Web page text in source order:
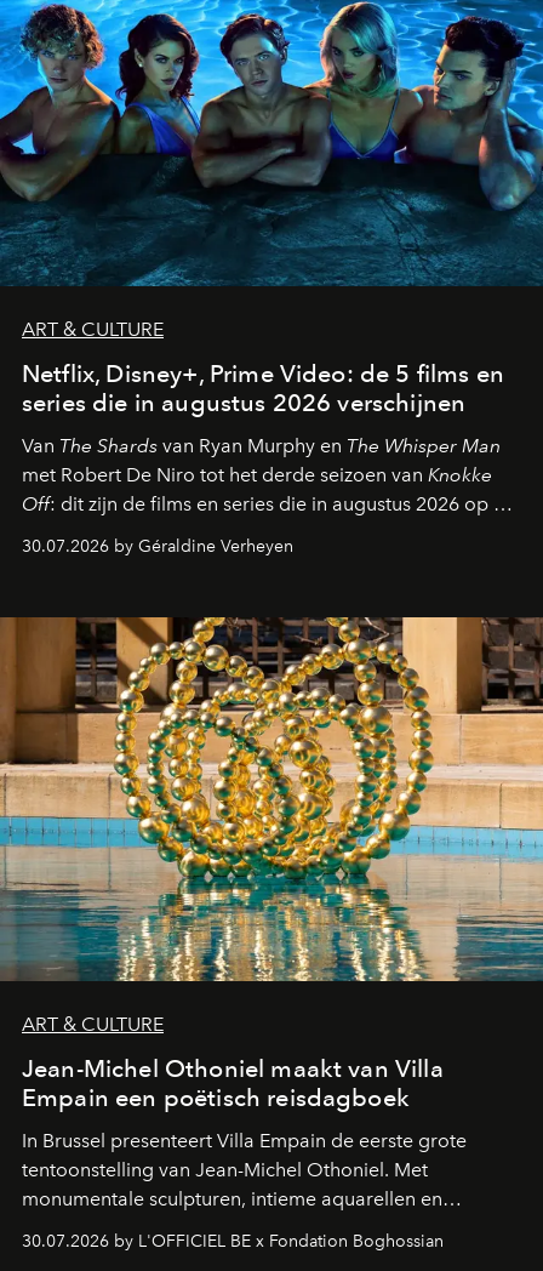
ART & CULTURE
Netflix, Disney+, Prime Video: de 5 films en
series die in augustus 2026 verschijnen
Van The Shards van Ryan Murphy en The Whisper Man
met Robert De Niro tot het derde seizoen van Knokke
Off: dit zijn de films en series die in augustus 2026 op de
streamingplatformen verschijnen.
30.07.2026 by Géraldine Verheyen
ART & CULTURE
Jean-Michel Othoniel maakt van Villa
Empain een poëtisch reisdagboek
In Brussel presenteert Villa Empain de eerste grote
tentoonstelling van Jean-Michel Othoniel. Met
monumentale sculpturen, intieme aquarellen en
fonkelend Murano-glas creëert de Franse kunstenaar
een emotionele reis waarin elk werk de herinnering
30.07.2026 by L'OFFICIEL BE x Fondation Boghossian